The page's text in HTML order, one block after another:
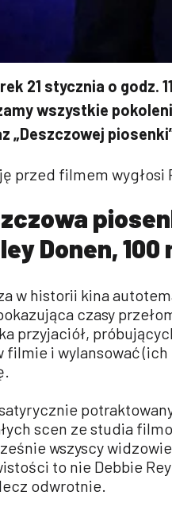
21 stycznia o godz.
wszystkie
„Deszczowej
przed filmem wygłosi
Donen, 100
w historii kina
czasy
przyjaciół,
filmie i wylansować
scen ze studia
wszyscy
to nie Debbie
odwrotnie.